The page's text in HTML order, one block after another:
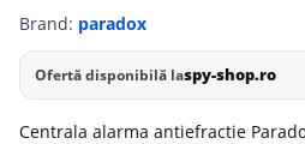
Brand: paradox
Ofertă disponibilă laspy-shop.ro
Centrala alarma antiefractie